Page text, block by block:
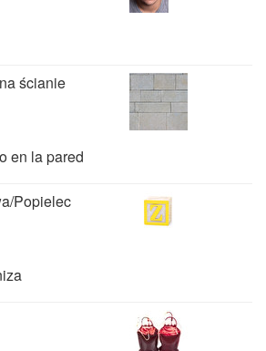
ścianie
en la pared
Popielec